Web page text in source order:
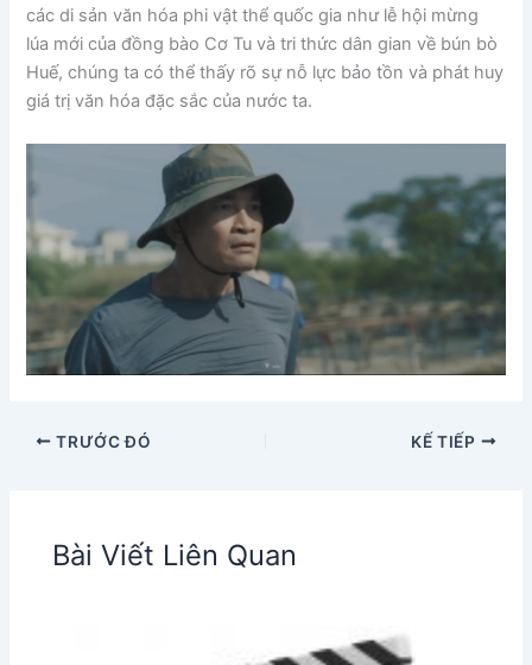
các di sản văn hóa phi vật thể quốc gia như lễ hội mừng
lúa mới của đồng bào Cơ Tu và tri thức dân gian về bún bò
Huế, chúng ta có thể thấy rõ sự nỗ lực bảo tồn và phát huy
giá trị văn hóa đặc sắc của nước ta.
TRƯỚC ĐÓ KẾ TIẾP
Bài Viết Liên Quan